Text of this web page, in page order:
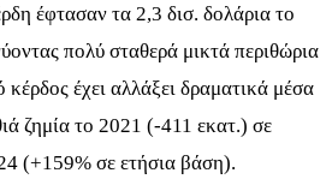
έφτασαν τα 2,3 δισ. δολάρια το
πολύ σταθερά μικτά περιθώρια
κέρδος έχει αλλάξει δραματικά μέσα
ζημία το 2021 (-411 εκατ.) σε
(+159% σε ετήσια βάση).